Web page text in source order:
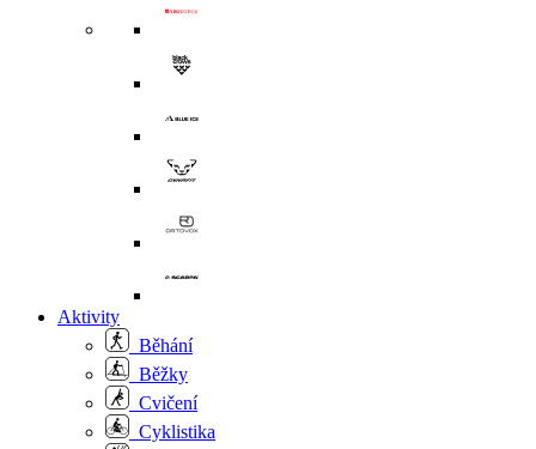
Aktivity
Běhání
Běžky
Cvičení
Cyklistika